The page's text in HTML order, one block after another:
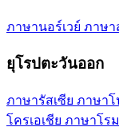
ภาษา​นอร์เวย์ ภาษา​
ยุโรปตะวันออก
ภาษา​รัสเซีย ภาษา​
โครเอเชีย ภาษา​โร